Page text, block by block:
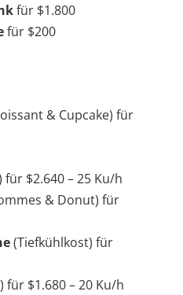
für $1.800
für $200
& Cupcake) für
$2.640 – 25 Ku/h
& Donut) für
(Tiefkühlkost) für
für $1.680 – 20 Ku/h